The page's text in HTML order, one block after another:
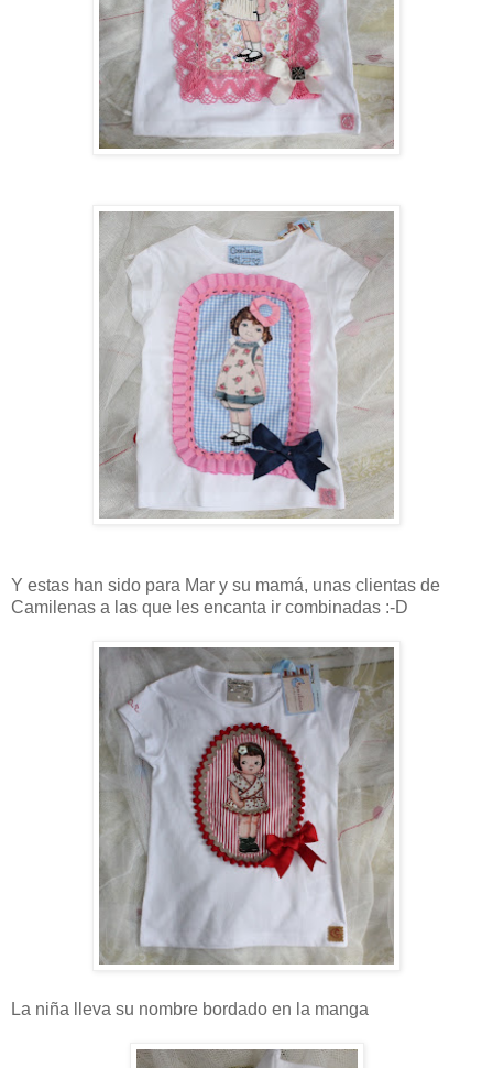
Y estas han sido para Mar y su mamá, unas clientas de
Camilenas a las que les encanta ir combinadas :-D
La niña lleva su nombre bordado en la manga